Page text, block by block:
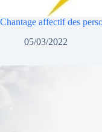
Chantage affectif des
05/03/2022